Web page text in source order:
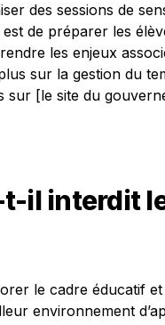
des sessions de
de préparer les
les enjeux
sur la gestion du
[le site du
t-il interdit
le cadre éducatif
environnement